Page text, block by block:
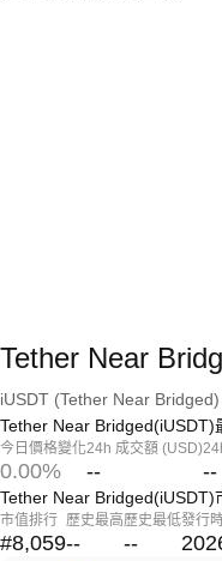
Tether Near
iUSDT (Tether Near
Tether Near Bridged(iUSDT)
今日價格變化
0.00%
24h 成交額 (USD)
-- --
Tether Near Bridged(iUSDT)
市值排行
#8,059
歷史最高
--
歷史最低
--
發行